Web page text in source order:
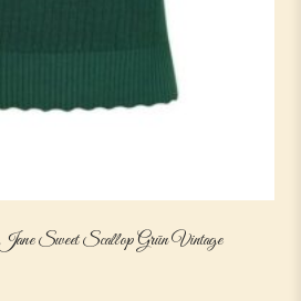
Sweet Scallop Grün Vintage